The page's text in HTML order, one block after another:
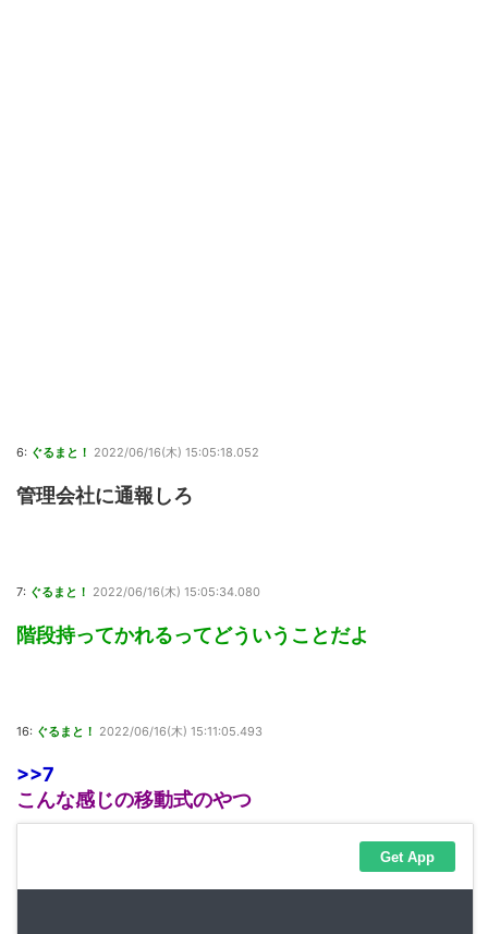
6: ぐるまと！ 2022/06/16(木) 15:05:18.052
管理会社に通報しろ
7: ぐるまと！ 2022/06/16(木) 15:05:34.080
階段持ってかれるってどういうことだよ
16: ぐるまと！ 2022/06/16(木) 15:11:05.493
>>7
こんな感じの移動式のやつ